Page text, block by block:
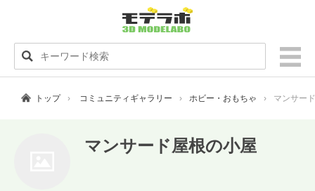
トップ コミュニティギャラリー ホビー・おもちゃ マンサー
マンサード屋根の小屋